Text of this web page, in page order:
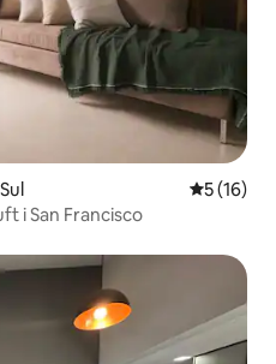
5 av 5 i
5 (16)
i San Francisco